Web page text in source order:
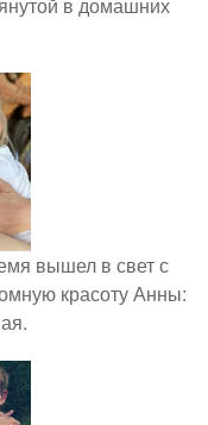
вышел в свет с
красоту Анны: